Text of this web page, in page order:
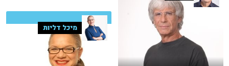
מיכל דליות